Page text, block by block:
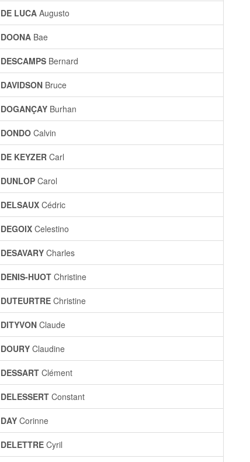
DE LUCA Augusto
DOONA Bae
DESCAMPS Bernard
DAVIDSON Bruce
DOGANÇAY Burhan
DONDO Calvin
DE KEYZER Carl
DUNLOP Carol
DELSAUX Cédric
DEGOIX Celestino
DESAVARY Charles
DENIS-HUOT Christine
DUTEURTRE Christine
DITYVON Claude
DOURY Claudine
DESSART Clément
DELESSERT Constant
DAY Corinne
DELETTRE Cyril